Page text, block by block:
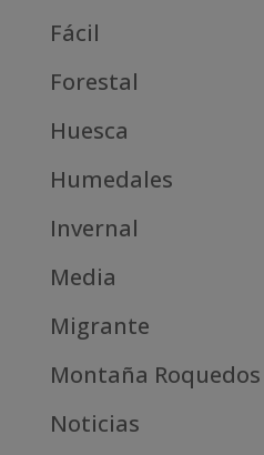
Fácil
Forestal
Huesca
Humedales
Invernal
Media
Migrante
Montaña Roquedos
Noticias